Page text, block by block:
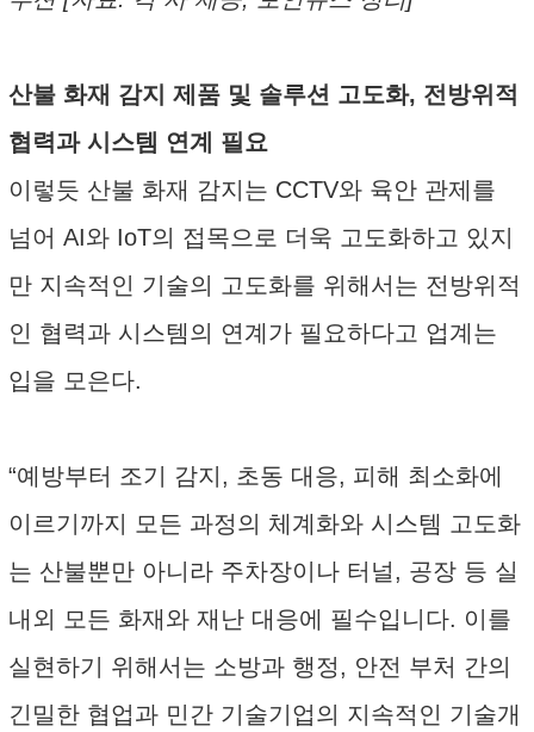
산불 화재 감지 제품 및 솔루션 고도화, 전방위적
협력과 시스템 연계 필요
이렇듯 산불 화재 감지는 CCTV와 육안 관제를
넘어 AI와 IoT의 접목으로 더욱 고도화하고 있지
만 지속적인 기술의 고도화를 위해서는 전방위적
인 협력과 시스템의 연계가 필요하다고 업계는
입을 모은다.
“예방부터 조기 감지, 초동 대응, 피해 최소화에
이르기까지 모든 과정의 체계화와 시스템 고도화
는 산불뿐만 아니라 주차장이나 터널, 공장 등 실
내외 모든 화재와 재난 대응에 필수입니다. 이를
실현하기 위해서는 소방과 행정, 안전 부처 간의
긴밀한 협업과 민간 기술기업의 지속적인 기술개